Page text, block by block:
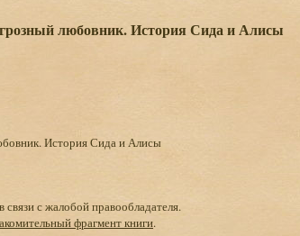
любовник. История Сида и Алисы
История Сида и Алисы
связи с жалобой правообладателя.
фрагмент книги.